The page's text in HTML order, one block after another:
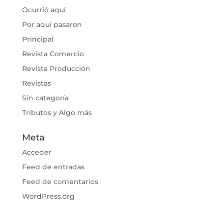
Ocurrió aquí
Por aquí pasaron
Principal
Revista Comercio
Revista Producción
Revistas
Sin categoría
Tributos y Algo más
Meta
Acceder
Feed de entradas
Feed de comentarios
WordPress.org